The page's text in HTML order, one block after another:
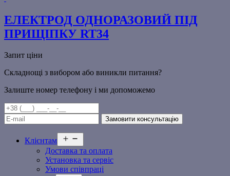
ЕЛЕКТРОД ОДНОРАЗОВИЙ ПІД
ПРИЩІПКУ RT34
Запит ціни
Складнощі з вибором або виникли питання?
Залиште номер телефону і ми допоможемо
Клієнтам
меню
Доставка та оплата
Установка та сервіс
Умови співпраці